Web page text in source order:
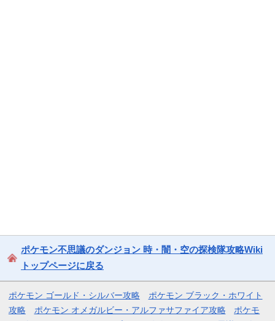
ポケモン不思議のダンジョン 時・闇・空の探検隊攻略Wiki
トップページに戻る
ポケモン ゴールド・シルバー攻略
ポケモン ブラック・ホワイト
攻略
ポケモン オメガルビー・アルファサファイア攻略
ポケモ